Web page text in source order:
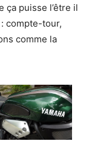
ça puisse l’être il
compte-tour,
comme la